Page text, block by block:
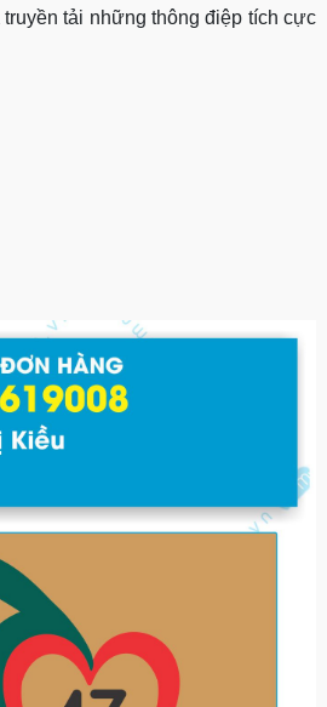
tải những thông điệp tích cực